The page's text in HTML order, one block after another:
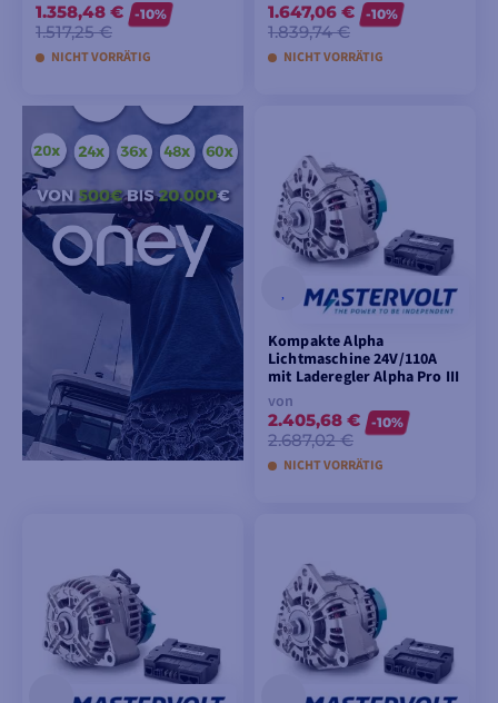
1.358,48 €
1.517,25 €
-10%
NICHT VORRÄTIG
MODELLE ANSEHEN
1.647,06 €
1.839,74 €
-10%
NICHT VORRÄTIG
WARENKORB
LEGEN
Kompakte Alpha
Lichtmaschine 24V/110A
mit Laderegler Alpha Pro III
von
2.405,68 €
2.687,02 €
-10%
NICHT VORRÄTIG